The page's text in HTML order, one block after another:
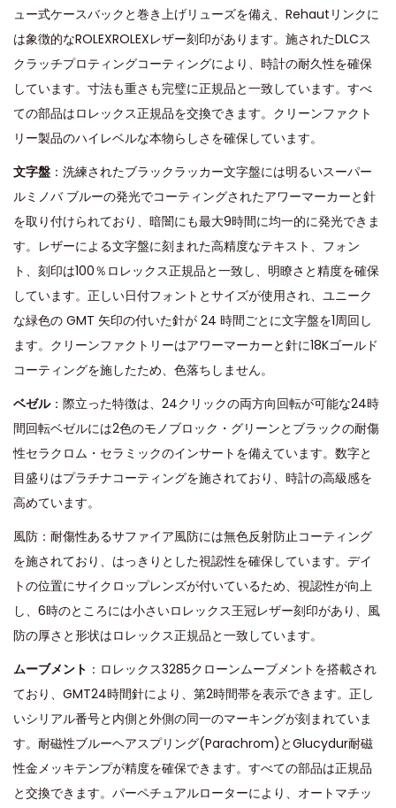
ュー式ケースバックと巻き上げリューズを備え、Rehautリンクに
は象徴的なROLEXROLEXレザー刻印があります。施されたDLCス
クラッチプロティングコーティングにより、時計の耐久性を確保
しています。寸法も重さも完璧に正規品と一致しています。すべ
ての部品はロレックス正規品を交換できます。クリーンファクト
リー製品のハイレベルな本物らしさを確保しています。
文字盤 ：洗練されたブラックラッカー文字盤には明るいスーパー
ルミノバ ブルーの発光でコーティングされたアワーマーカーと針
を取り付けられており、暗闇にも最大9時間に均一的に発光できま
す。レザーによる文字盤に刻まれた高精度なテキスト、フォン
ト、刻印は100％ロレックス正規品と一致し、明瞭さと精度を確保
しています。正しい日付フォントとサイズが使用され、ユニーク
な緑色の GMT 矢印の付いた針が 24 時間ごとに文字盤を1周回し
ます。クリーンファクトリーはアワーマーカーと針に18Kゴールド
コーティングを施したため、色落ちしません。
ベゼル：際立った特徴は、24クリックの両方向回転が可能な24時
間回転ベゼルには2色のモノブロック・グリーンとブラックの耐傷
性セラクロム・セラミックのインサートを備えています。数字と
目盛りはプラチナコーティングを施されており、時計の高級感を
高めています。
風防：耐傷性あるサファイア風防には無色反射防止コーティング
を施されており、はっきりとした視認性を確保しています。デイ
トの位置にサイクロップレンズが付いているため、視認性が向上
し、6時のところには小さいロレックス王冠レザー刻印があり、風
防の厚さと形状はロレックス正規品と一致しています。
ムーブメント ：ロレックス3285クローンムーブメントを搭載され
ており、GMT24時間針により、第2時間帯を表示できます。正し
いシリアル番号と内側と外側の同一のマーキングが刻まれていま
す。耐磁性ブルーヘアスプリング(Parachrom)とGlucydur耐磁
性金メッキテンプが精度を確保できます。すべての部品は正規品
と交換できます。パーペチュアルローターにより、オートマチッ